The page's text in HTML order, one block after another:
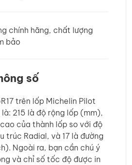
chính hãng, chất lượng
bảo
số
trên lốp Michelin Pilot
215 là độ rộng lốp (mm),
của thành lốp so với độ
trúc Radial, và 17 là đường
Ngoài ra, bạn cần chú ý
và chỉ số tốc độ được in